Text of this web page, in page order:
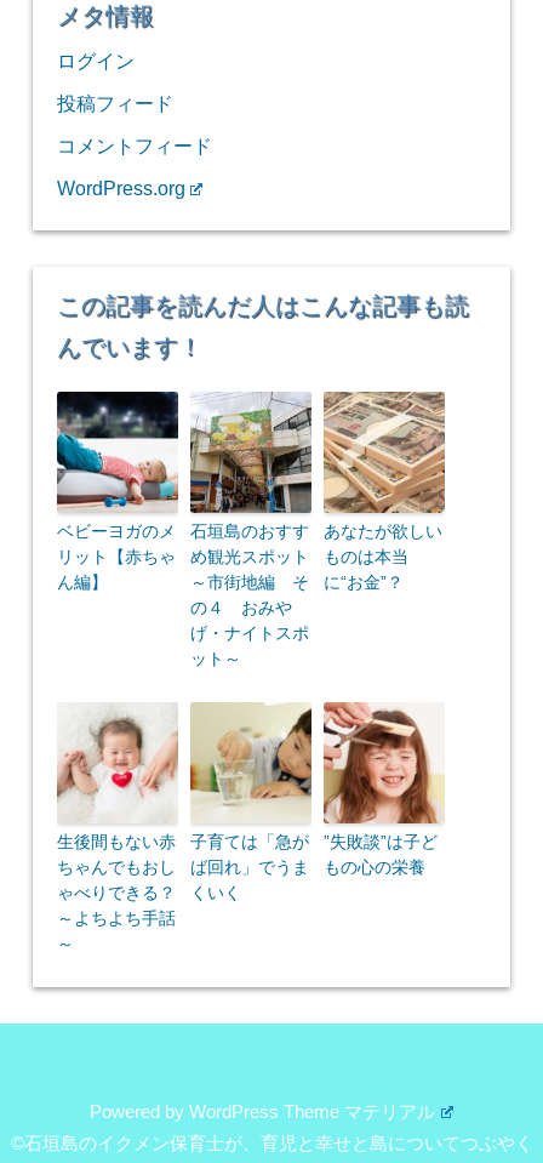
メタ情報
ログイン
投稿フィード
コメントフィード
WordPress.org
この記事を読んだ人はこんな記事も読
んでいます！
ベビーヨガのメ
リット【赤ちゃ
ん編】
石垣島のおすす
め観光スポット
～市街地編 そ
の４ おみや
げ・ナイトスポ
ット～
あなたが欲しい
ものは本当
に“お金”？
生後間もない赤
ちゃんでもおし
ゃべりできる？
～よちよち手話
～
子育ては「急が
ば回れ」でうま
くいく
”失敗談”は子ど
もの心の栄養
Powered byWordPress Theme マテリアル
©石垣島のイクメン保育士が、育児と幸せと島についてつぶやく